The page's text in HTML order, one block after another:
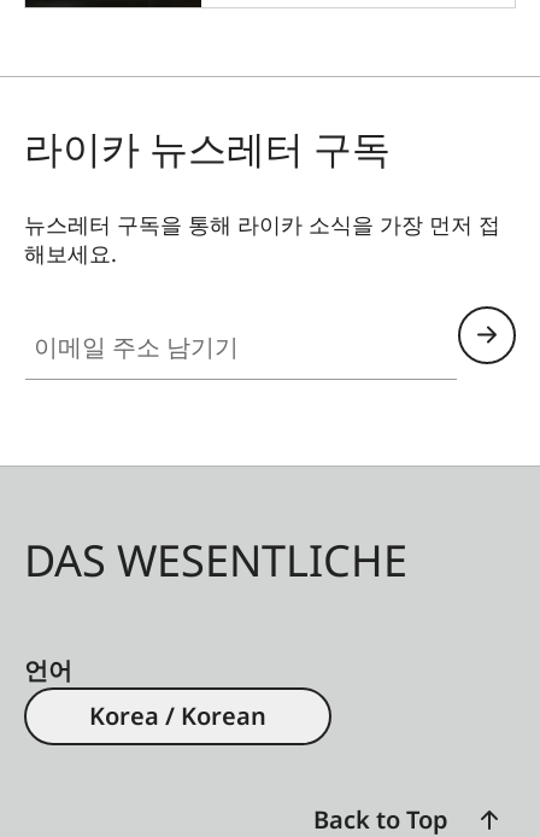
라이카 뉴스레터 구독
뉴스레터 구독을 통해 라이카 소식을 가장 먼저 접
해보세요.
DAS WESENTLICHE
언어
Korea / Korean
Back to Top